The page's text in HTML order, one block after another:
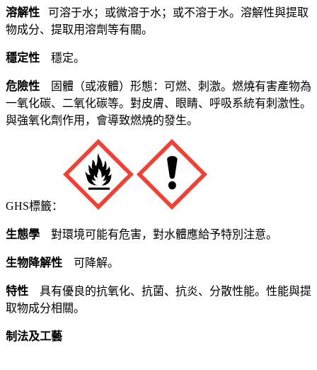
溶解性 可溶于水；或微溶于水；或不溶于水。溶解性與提取
物成分、提取用溶劑等有關。
穩定性 穩定。
危險性
固體（或液體）形態：可燃、刺激。燃燒有害產物為
一氧化碳、二氧化碳等。對皮膚、眼睛、呼吸系統有刺激性。
與強氧化劑作用，會導致燃燒的發生。
GHS標籤：
生態學 對環境可能有危害，對水體應給予特別注意。
生物降解性 可降解。
特性 具有優良的抗氧化、抗菌、抗炎、分散性能。性能與提
取物成分相關。
制法及工藝